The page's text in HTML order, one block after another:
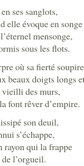
ses sanglots,
elle évoque en songe
mensonge,
sous les flots.
où sa fierté
beaux doigts longs
vieilli des murs,
font rêver d’empire.
son deuil,
s’échappe,
rayon qui la frappe
l’orgueil.